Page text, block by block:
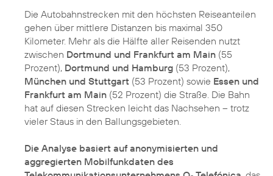
Die Autobahnstrecken mit den höchsten Reiseanteilen
gehen über mittlere Distanzen bis maximal 350
Kilometer. Mehr als die Hälfte aller Reisenden nutzt
zwischen Dortmund und Frankfurt am Main (55
Prozent), Dortmund und Hamburg (53 Prozent),
München und Stuttgart (53 Prozent) sowie Essen und
Frankfurt am Main (52 Prozent) die Straße. Die Bahn
hat auf diesen Strecken leicht das Nachsehen – trotz
vieler Staus in den Ballungsgebieten.
Die Analyse basiert auf anonymisierten und
aggregierten Mobilfunkdaten des